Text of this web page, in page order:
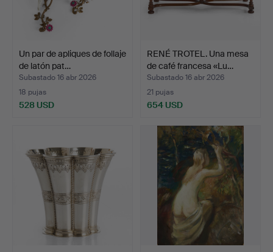
Un par de apliques de follaje
de latón pat…
Subastado 16 abr 2026
18 pujas
528 USD
RENÉ TROTEL. Una mesa
de café francesa «Lu…
Subastado 16 abr 2026
21 pujas
654 USD